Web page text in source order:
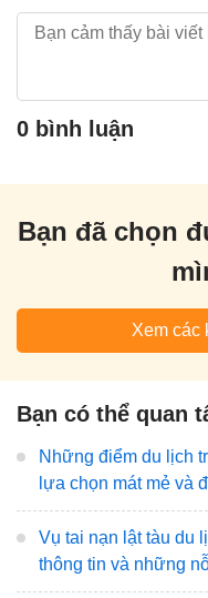
0 bình luận
Bạn đã chọn
Xem các
Bạn có thể quan
Những điểm du lịch
lựa chọn mát mẻ và
Vụ tai nạn lật tàu du
thông tin và những